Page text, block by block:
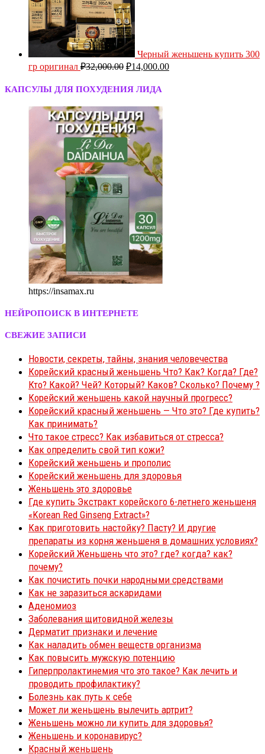
Черный женьшень купить 300
гр оригинал ₽32,000.00 ₽14,000.00
КАПСУЛЫ ДЛЯ ПОХУДЕНИЯ ЛИДА
https://insamax.ru
НЕЙРОПОИСК В ИНТЕРНЕТЕ
СВЕЖИЕ ЗАПИСИ
Новости, секреты, тайны, знания человечества
Корейский красный женьшень Что? Как? Когда? Где?
Кто? Какой? Чей? Который? Каков? Сколько? Почему ?
Корейский женьшень какой научный прогресс?
Корейский красный женьшень — Что это? Где купить?
Как принимать?
Что такое стресс? Как избавиться от стресса?
Как определить свой тип кожи?
Корейский женьшень и прополис
Корейский женьшень для здоровья
Женьшень это здоровье
Где купить Экстракт корейского 6-летнего женьшеня
«Korean Red Ginseng Extract»?
Как приготовить настойку? Пасту? И другие
препараты из корня женьшеня в домашних условиях?
Корейский Женьшень что это? где? когда? как?
почему?
Как почистить почки народными средствами
Как не заразиться аскаридами
Аденомиоз
Заболевания щитовидной железы
Дерматит признаки и лечение
Как наладить обмен веществ организма
Как повысить мужскую потенцию
Гиперпролактинемия что это такое? Как лечить и
проводить профилактику?
Болезнь как путь к себе
Может ли женьшень вылечить артрит?
Женьшень можно ли купить для здоровья?
Женьшень и коронавирус?
Красный женьшень